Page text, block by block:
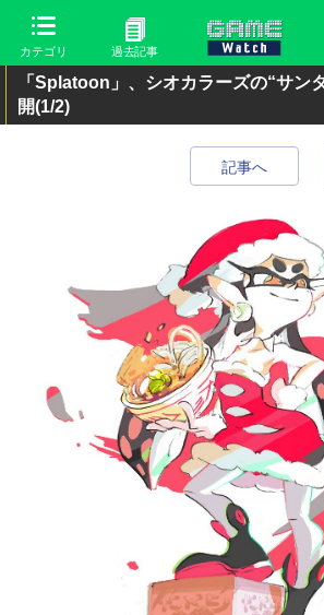
カテゴリ 過去記事
「Splatoon」、シオカラーズの“サン
開(1/2)
記事へ